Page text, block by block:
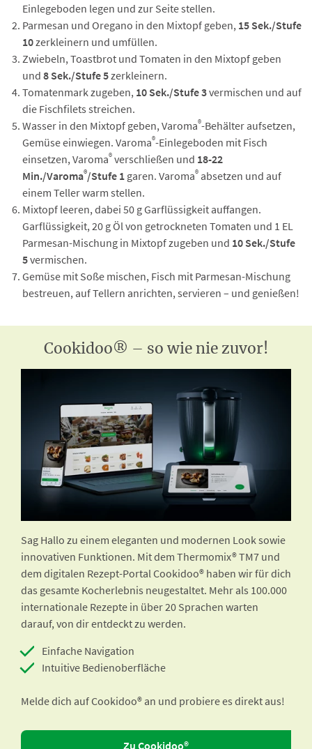
Einlegeboden legen und zur Seite stellen.
Parmesan und Oregano in den Mixtopf geben, 15 Sek./Stufe
10zerkleinern und umfüllen.
Zwiebeln, Toastbrot und Tomaten in den Mixtopf geben
und 8 Sek./Stufe 5zerkleinern.
Tomatenmark zugeben, 10 Sek./Stufe 3vermischen und auf
die Fischfilets streichen.
Wasser in den Mixtopf geben, Varoma®-Behälter aufsetzen,
Gemüse einwiegen. Varoma®-Einlegeboden mit Fisch
einsetzen, Varoma® verschließen und 18-22
Min./Varoma®/Stufe 1 garen. Varoma® absetzen und auf
einem Teller warm stellen.
Mixtopf leeren, dabei 50 g Garflüssigkeit auffangen.
Garflüssigkeit, 20 g Öl von getrockneten Tomaten und 1 EL
Parmesan-Mischung in Mixtopf zugeben und 10 Sek./Stufe
5vermischen.
Gemüse mit Soße mischen, Fisch mit Parmesan-Mischung
bestreuen, auf Tellern anrichten, servieren – und genießen!
Cookidoo® – so wie nie zuvor!
Sag Hallo zu einem eleganten und modernen Look sowie
innovativen Funktionen. Mit dem Thermomix® TM7 und
dem digitalen Rezept-Portal Cookidoo® haben wir für dich
das gesamte Kocherlebnis neugestaltet. Mehr als 100.000
internationale Rezepte in über 20 Sprachen warten
darauf, von dir entdeckt zu werden.
Einfache Navigation
Intuitive Bedienoberfläche
Melde dich auf Cookidoo® an und probiere es direkt aus!
Zu Cookidoo®